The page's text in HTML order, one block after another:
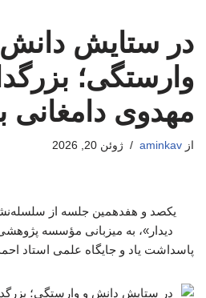
در ستایش
وارستگی؛
مهدوی دامغانی
از aminkav ژوئن 20, 2026
یکصد و هفدهمین جلسه از
دیدار»، به میزبانی مؤسسه
پاسداشت یاد و جایگاه علمی استاد